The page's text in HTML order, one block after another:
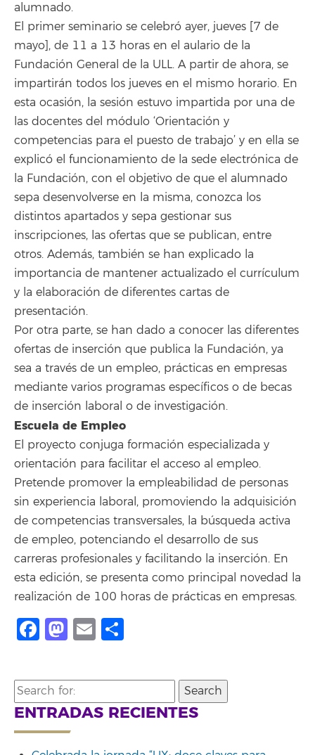
alumnado.
El primer seminario se celebró ayer, jueves [7 de
mayo], de 11 a 13 horas en el aulario de la
Fundación General de la ULL. A partir de ahora, se
impartirán todos los jueves en el mismo horario. En
esta ocasión, la sesión estuvo impartida por una de
las docentes del módulo ‘Orientación y
competencias para el puesto de trabajo’ y en ella se
explicó el funcionamiento de la sede electrónica de
la Fundación, con el objetivo de que el alumnado
sepa desenvolverse en la misma, conozca los
distintos apartados y sepa gestionar sus
inscripciones, las ofertas que se publican, entre
otros. Además, también se han explicado la
importancia de mantener actualizado el currículum
y la elaboración de diferentes cartas de
presentación.
Por otra parte, se han dado a conocer las diferentes
ofertas de inserción que publica la Fundación, ya
sea a través de un empleo, prácticas en empresas
mediante varios programas específicos o de becas
de inserción laboral o de investigación.
Escuela de Empleo
El proyecto conjuga formación especializada y
orientación para facilitar el acceso al empleo.
Pretende promover la empleabilidad de personas
sin experiencia laboral, promoviendo la adquisición
de competencias transversales, la búsqueda activa
de empleo, potenciando el desarrollo de sus
carreras profesionales y facilitando la inserción. En
esta edición, se presenta como principal novedad la
realización de 100 horas de prácticas en empresas.
Facebook
Mastodon
Email
Search
for:
ENTRADAS RECIENTES